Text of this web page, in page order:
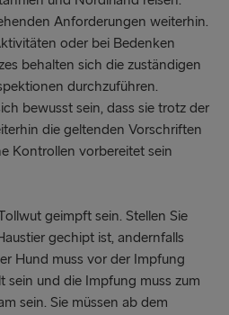
Anforderungen weiterhin.
oder bei Bedenken
behalten sich die zuständigen
durchzuführen.
bewusst sein, dass sie trotz der
die geltenden Vorschriften
Kontrollen vorbereitet sein
geimpft sein. Stellen Sie
gechipt ist, andernfalls
Hund muss vor der Impfung
sein und die Impfung muss zum
sein. Sie müssen ab dem